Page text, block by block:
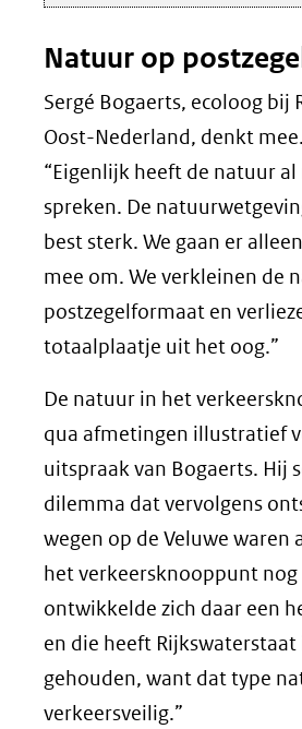
Natuur op
Sergé Bogaerts, ecoloog bij
Oost-­Nederland, denkt
“Eigenlijk heeft de natuur al
spreken. De
best sterk. We gaan er
mee om. We verkleinen de
postzegel­formaat en
totaalplaatje uit het oog.”
De natuur in het
qua afmetingen illustratief
uitspraak van Bogaerts. Hij
dilemma dat vervolgens
wegen op de Veluwe waren
het verkeersknooppunt nog
ontwikkelde zich daar een
en die heeft Rijkswaterstaat
gehouden, want dat type
verkeersveilig.”